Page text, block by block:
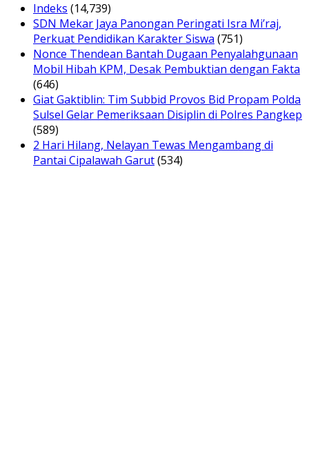
Indeks (14,739)
SDN Mekar Jaya Panongan Peringati Isra Mi’raj,
Perkuat Pendidikan Karakter Siswa (751)
Nonce Thendean Bantah Dugaan Penyalahgunaan
Mobil Hibah KPM, Desak Pembuktian dengan Fakta
(646)
Giat Gaktiblin: Tim Subbid Provos Bid Propam Polda
Sulsel Gelar Pemeriksaan Disiplin di Polres Pangkep
(589)
2 Hari Hilang, Nelayan Tewas Mengambang di
Pantai Cipalawah Garut(534)